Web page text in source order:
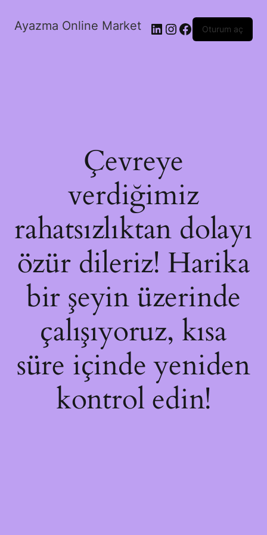
Ayazma Online Market LinkedIn
Instagram
Facebook
Oturum aç
Çevreye
verdiğimiz
rahatsızlıktan dolayı
özür dileriz! Harika
bir şeyin üzerinde
çalışıyoruz, kısa
süre içinde yeniden
kontrol edin!